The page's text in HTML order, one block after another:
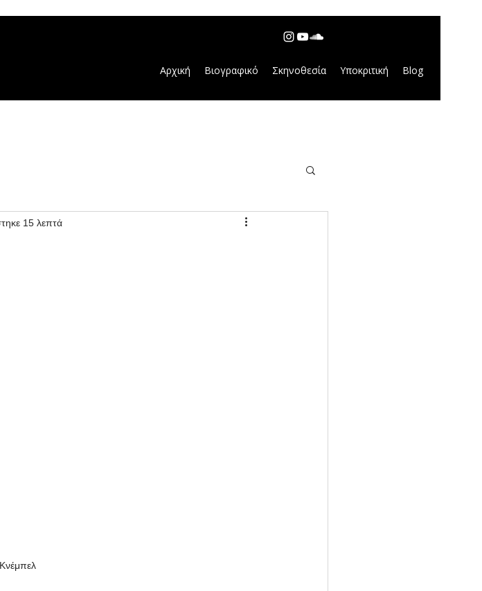
Αρχική Βιογραφικό Σκηνοθεσία Υποκριτική Blog
15 λεπτά